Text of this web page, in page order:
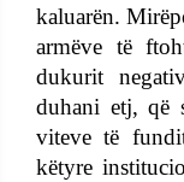
kaluarën.
armëve të
dukurit
duhani etj, që
viteve të
këtyre